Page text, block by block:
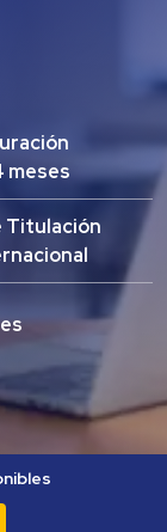
meses
Titulación